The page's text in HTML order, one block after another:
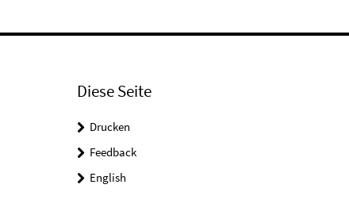
Diese Seite
Drucken
Feedback
English